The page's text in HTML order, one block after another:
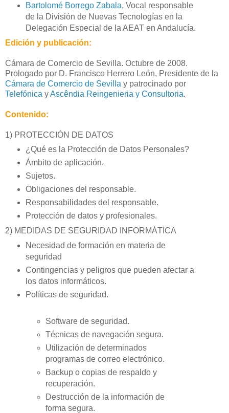
Bartolomé Borrego Zabala, Vocal responsable
de la División de Nuevas Tecnologías en la
Delegación Especial de la AEAT en Andalucía.
Edición y publicación:
Cámara de Comercio de Sevilla. Octubre de 2008.
Prologado por D. Francisco Herrero León, Presidente de la
Cámara de Comercio de Sevilla y patrocinado por
Telefónica yAscêndia Reingenieria y Consultoria.
Contenido:
1) PROTECCIÓN DE DATOS
¿Qué es la Protección de Datos Personales?
Ámbito de aplicación.
Sujetos.
Obligaciones del responsable.
Responsabilidades del responsable.
Protección de datos y profesionales.
2) MEDIDAS DE SEGURIDAD INFORMÁTICA
Necesidad de formación en materia de
seguridad
Contingencias y peligros que pueden afectar a
los datos informáticos.
Políticas de seguridad.
Software de seguridad.
Técnicas de navegación segura.
Utilización de determinados
programas de correo electrónico.
Backup o copias de respaldo y
recuperación.
Destrucción de la información de
forma segura.